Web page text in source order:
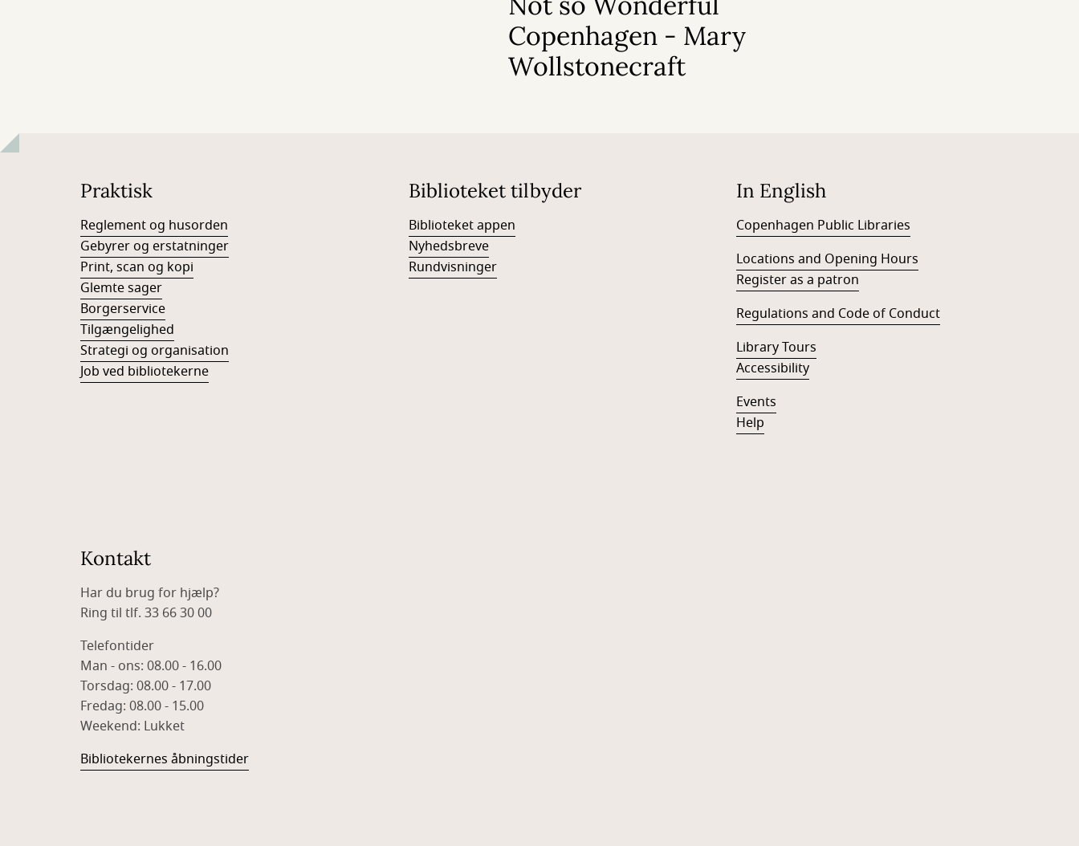
Copenhagen - Mary
Wollstonecraft
Praktisk
Reglement og husorden
Gebyrer og erstatninger
Print, scan og kopi
Glemte sager
Borgerservice
Tilgængelighed
Strategi og organisation
Job ved bibliotekerne
Biblioteket tilbyder
Biblioteket appen
Nyhedsbreve
Rundvisninger
In English
Copenhagen Public Libraries
Locations and Opening Hours
Register as a patron
Regulations and Code of Conduct
Library Tours
Accessibility
Events
Help
Kontakt
Har du brug for hjælp?
Ring til tlf. 33 66 30 00
Telefontider
Man - ons: 08.00 - 16.00
Torsdag: 08.00 - 17.00
Fredag: 08.00 - 15.00
Weekend: Lukket
Bibliotekernes åbningstider